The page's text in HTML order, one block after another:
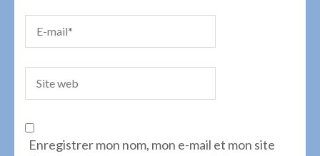
Enregistrer mon nom, mon e-mail et mon site